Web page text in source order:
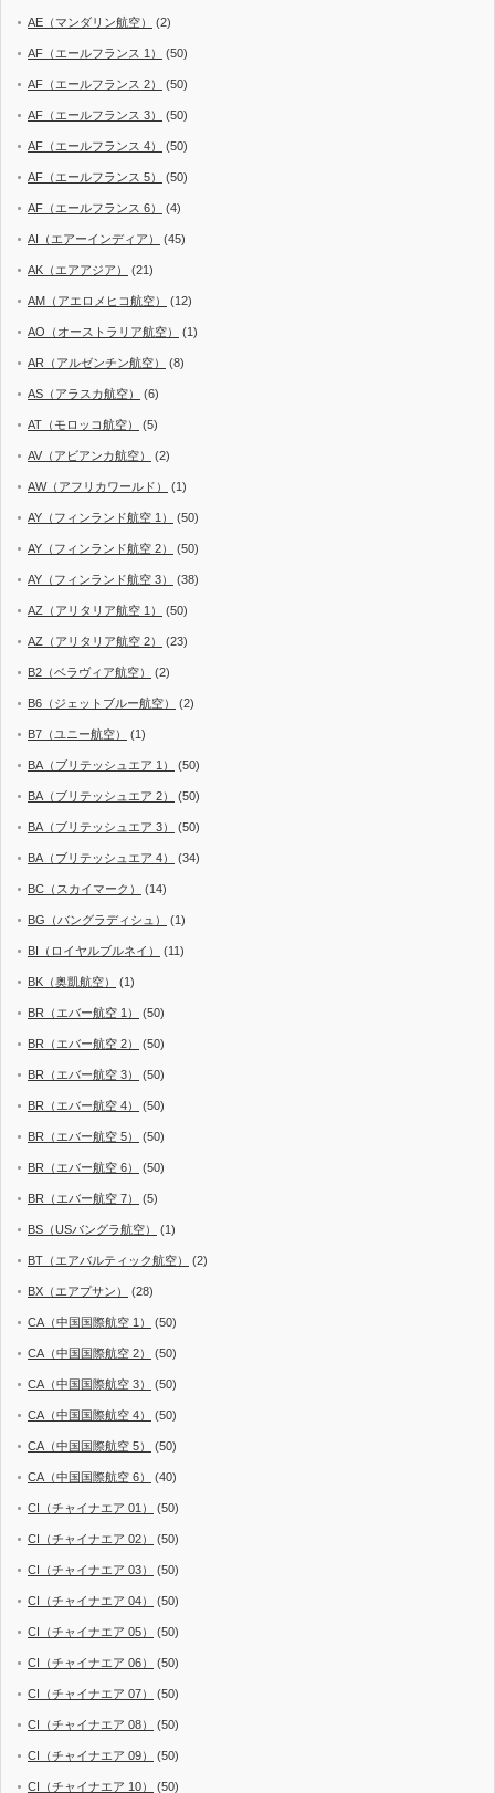
AE（マンダリン航空） (2)
AF（エールフランス 1） (50)
AF（エールフランス 2） (50)
AF（エールフランス 3） (50)
AF（エールフランス 4） (50)
AF（エールフランス 5） (50)
AF（エールフランス 6） (4)
AI（エアーインディア） (45)
AK（エアアジア） (21)
AM（アエロメヒコ航空） (12)
AO（オーストラリア航空） (1)
AR（アルゼンチン航空） (8)
AS（アラスカ航空） (6)
AT（モロッコ航空） (5)
AV（アビアンカ航空） (2)
AW（アフリカワールド） (1)
AY（フィンランド航空 1） (50)
AY（フィンランド航空 2） (50)
AY（フィンランド航空 3） (38)
AZ（アリタリア航空 1） (50)
AZ（アリタリア航空 2） (23)
B2（ベラヴィア航空） (2)
B6（ジェットブルー航空） (2)
B7（ユニー航空） (1)
BA（ブリテッシュエア 1） (50)
BA（ブリテッシュエア 2） (50)
BA（ブリテッシュエア 3） (50)
BA（ブリテッシュエア 4） (34)
BC（スカイマーク） (14)
BG（バングラディシュ） (1)
BI（ロイヤルブルネイ） (11)
BK（奥凱航空） (1)
BR（エバー航空 1） (50)
BR（エバー航空 2） (50)
BR（エバー航空 3） (50)
BR（エバー航空 4） (50)
BR（エバー航空 5） (50)
BR（エバー航空 6） (50)
BR（エバー航空 7） (5)
BS（USバングラ航空） (1)
BT（エアバルティック航空） (2)
BX（エアプサン） (28)
CA（中国国際航空 1） (50)
CA（中国国際航空 2） (50)
CA（中国国際航空 3） (50)
CA（中国国際航空 4） (50)
CA（中国国際航空 5） (50)
CA（中国国際航空 6） (40)
CI（チャイナエア 01） (50)
CI（チャイナエア 02） (50)
CI（チャイナエア 03） (50)
CI（チャイナエア 04） (50)
CI（チャイナエア 05） (50)
CI（チャイナエア 06） (50)
CI（チャイナエア 07） (50)
CI（チャイナエア 08） (50)
CI（チャイナエア 09） (50)
CI（チャイナエア 10） (50)